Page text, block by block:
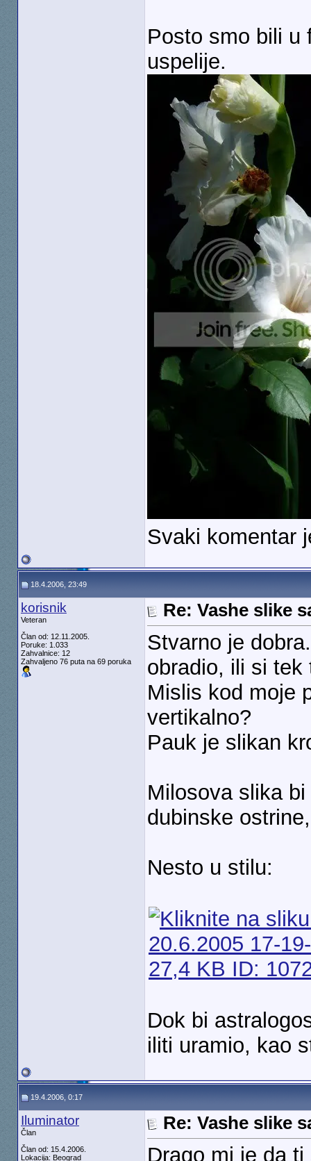
Posto smo bili u
uspelije.
Svaki komentar
18.4.2006, 23:49
korisnik
Veteran
Član od: 12.11.2005.
Poruke: 1.033
Zahvalnice: 12
Zahvaljeno 76 puta na 69 poruka
Re: Vashe slike
Stvarno je
obradio, ili si tek
Mislis kod moje
vertikalno?
Pauk je slikan
Milosova slika
dubinske
Nesto u stilu:
Dok bi
iliti uramio, kao
19.4.2006, 0:17
Iluminator
Član
Član od: 15.4.2006.
Lokacija: Beograd
Re: Vashe slike
Drago mi je da